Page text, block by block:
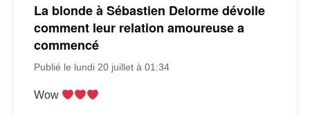
La blonde à Sébastien Delorme dévoile
comment leur relation amoureuse a
commencé
Publié le lundi 20 juillet à 01:34
Wow